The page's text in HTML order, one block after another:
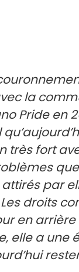
la
Pride en
très fort
par
droits
en
elle a une